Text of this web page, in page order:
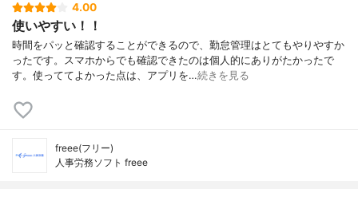
4.00
使いやすい！！
時間をパッと確認することができるので、勤怠管理はとてもやりやすか
ったです。スマホからでも確認できたのは個人的にありがたかったで
す。使っててよかった点は、アプリを…続きを見る
freee(フリー)
人事労務ソフト freee